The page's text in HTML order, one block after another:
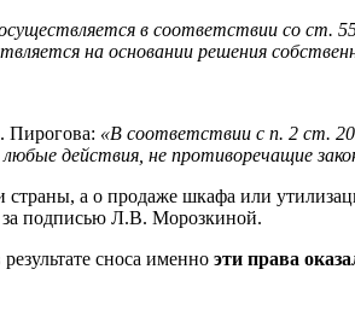
в соответствии со ст.
на основании решения
Пирогова: «В соответствии с п. 2 ст.
действия, не противоречащие
страны, а о продаже шкафа или
за подписью Л.В. Морозкиной.
сноса именно эти права